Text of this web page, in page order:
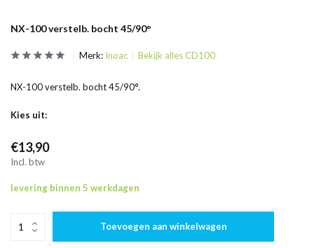
NX-100 verstelb. bocht 45/90°
Merk: Inoac Bekijk alles CD100
NX-100 verstelb. bocht 45/90°.
Kies uit:
€13,90
Incl. btw
levering binnen 5 werkdagen
Toevoegen aan winkelwagen